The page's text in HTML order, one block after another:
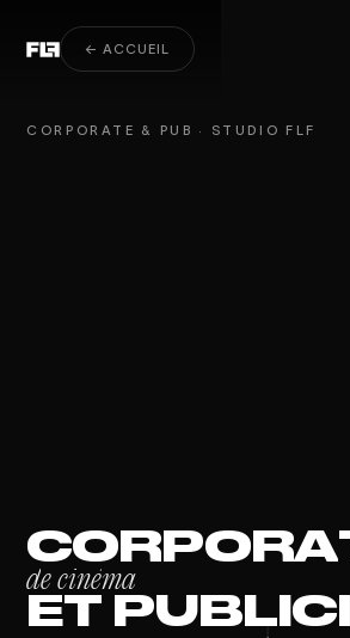
← ACCUEIL
Corporate & Pub
CORPORATE & PUB · STUDIO FLF
CORPORA
decinéma
ET PUBLICI